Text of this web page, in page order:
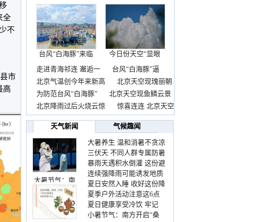
全
不
市
高
台风“白海豚”来临
前
今日份天空“显眼
包”
走进青海祁连 邂逅一
台风“白海豚”逼
近
北京气温创今年来新高
北京天空现瑰丽朝
霞
为防范台风“白海豚”
北京天空现鱼鳞云景
观
北京降雨过后火烧云惊
惊喜连连 北京天空
现
天气新闻
气候趣闻
大暑节气：南
大暑养生 温和消暑不贪凉
三伏天 不同人群专属防暑
要点请收好
暴雨天遇积水倒灌 这份避
险提示请收好
连续强降雨可能诱发地质
灾害 这些前兆要知道
夏日安然入睡 收好这份降
温小贴士
夏季户外活动注意这6点
防暑健身两不误
夏日健康享受冷饮 牢记
“两注意一控制”
小暑节气：南方开启“桑